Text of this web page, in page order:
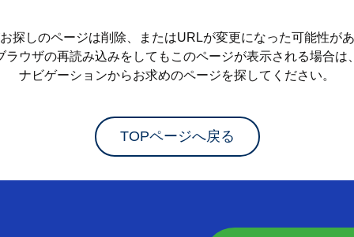
探しのページは削除、またはURLが変更になった可能性があ
ラウザの再読み込みをしてもこのページが表示される場合は、
ナビゲーションからお求めのページを探してください。
TOPページへ戻る